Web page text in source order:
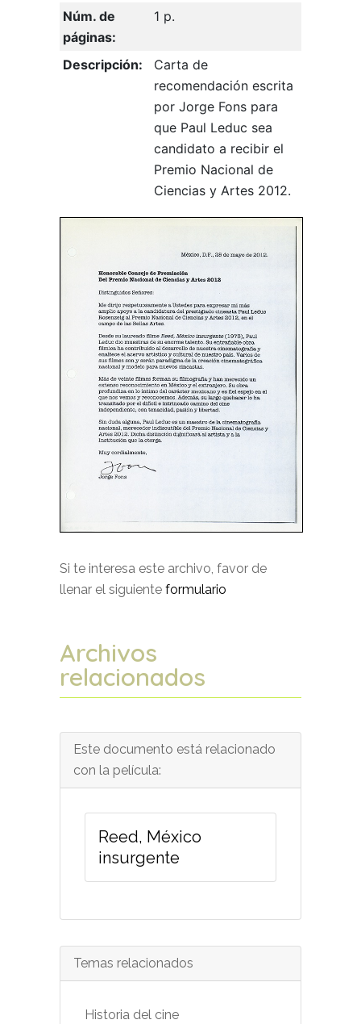
Núm. de
páginas:
1 p.
Descripción:
Carta de
recomendación escrita
por Jorge Fons para
que Paul Leduc sea
candidato a recibir el
Premio Nacional de
Ciencias y Artes 2012.
Si te interesa este archivo, favor de
llenar el siguiente formulario
Archivos
relacionados
Este documento está relacionado
con la película:
Reed, México
insurgente
Temas relacionados
Historia del cine